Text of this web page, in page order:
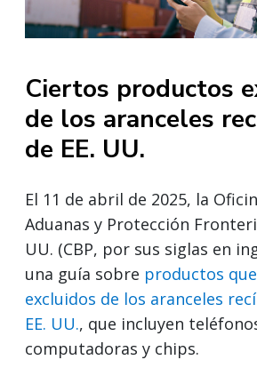
Ciertos productos
de los aranceles
de EE. UU.
El 11 de abril de 2025, la
Aduanas y Protección
UU. (CBP, por sus siglas en
una guía sobre productos
excluidos de los aranceles
EE. UU., que incluyen
computadoras y chips.